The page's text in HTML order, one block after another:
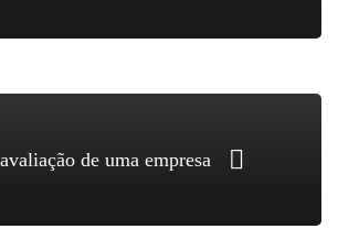
de uma empresa